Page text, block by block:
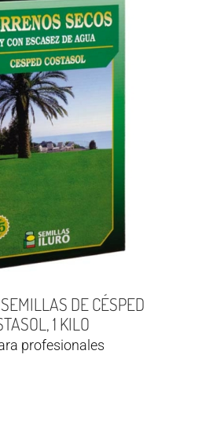
DE CÉSPED
1 KILO
profesionales